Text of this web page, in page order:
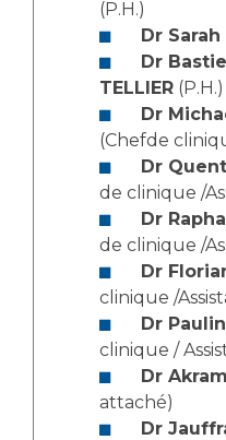
(P.H.)
Dr Sarah
Dr
TELLIER (P.H.)
Dr
(Chefde
Dr
de clinique /
Dr
de clinique /
Dr
clinique /
Dr
clinique /
Dr
attaché)
Dr